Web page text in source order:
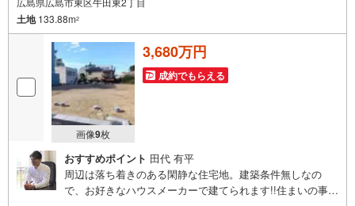
土地133.88m2
画像9枚
3,680万円
成約でもらえる
おすすめポイント 田代 有平
周辺は落ち着きのある閑静な住宅地。建築条件無しなの
で、お好きなハウスメーカーで建てられます!!住まいの事な